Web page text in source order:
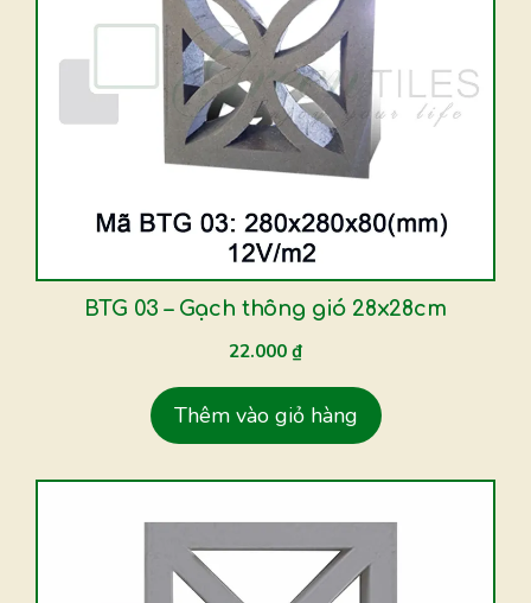
BTG 03 – Gạch thông gió 28x28cm
22.000₫
Thêm vào giỏ hàng